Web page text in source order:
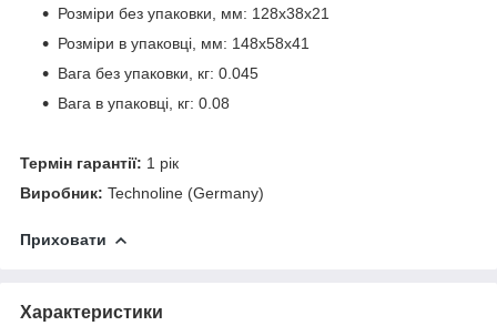
Розміри без упаковки, мм: 128х38х21
Розміри в упаковці, мм: 148х58х41
Вага без упаковки, кг: 0.045
Вага в упаковці, кг: 0.08
Термін гарантії: 1 рік
Виробник: Technoline (Germany)
Приховати
Характеристики